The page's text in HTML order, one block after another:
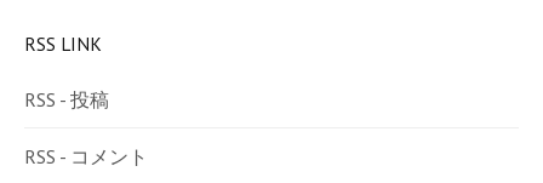
RSS LINK
RSS - 投稿
RSS - コメント